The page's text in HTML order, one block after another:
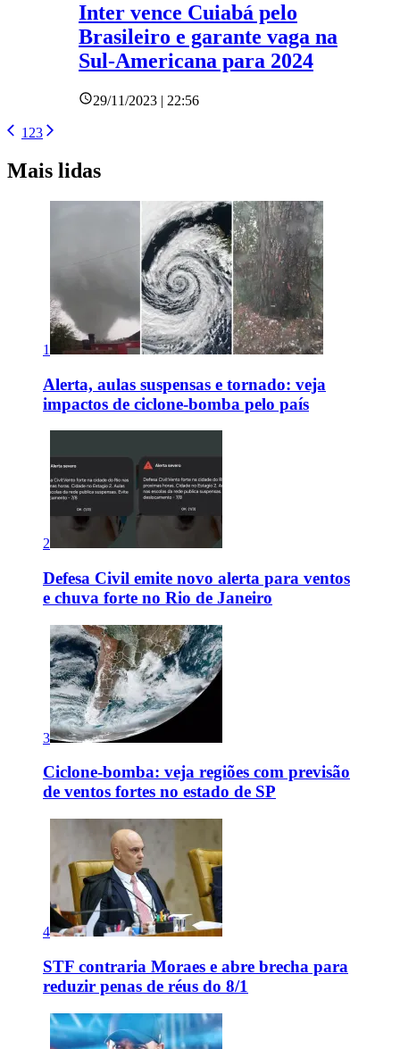
Inter vence Cuiabá pelo
Brasileiro e garante vaga na
Sul-Americana para 2024
29/11/2023 | 22:56
1 23
Mais lidas
1
Alerta, aulas suspensas e tornado: veja
impactos de ciclone-bomba pelo país
2
Defesa Civil emite novo alerta para ventos
e chuva forte no Rio de Janeiro
3
Ciclone-bomba: veja regiões com previsão
de ventos fortes no estado de SP
4
STF contraria Moraes e abre brecha para
reduzir penas de réus do 8/1